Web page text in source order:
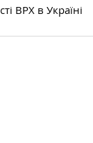
ВРХ в Україні